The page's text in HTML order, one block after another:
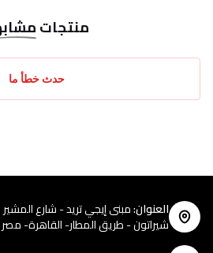
منتجات
حدث خطأ ما
العنوان:مبنى إيجي تريد - شارع
شيراتون - طريق المطار- القاهرة- مصر